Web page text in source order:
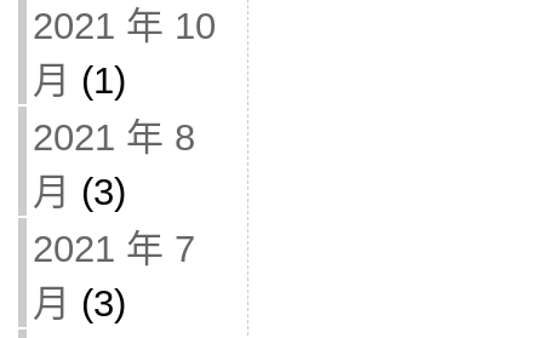
2021 年 10
月 (1)
2021 年 8
月 (3)
2021 年 7
月 (3)